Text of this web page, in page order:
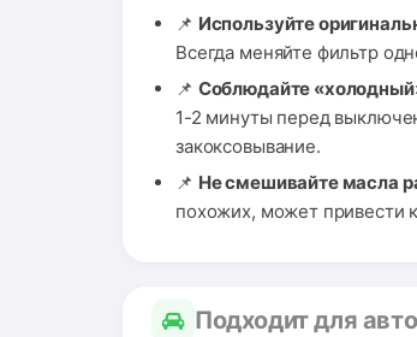
📌 Используйте
Всегда меняйте фильтр
📌 Соблюдайте
1-2 минуты перед
закоксовывание.
📌 Не смешивайте масла
похожих, может привести
Подходит для